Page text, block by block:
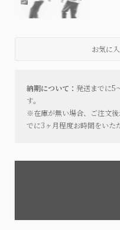
納期について： 発送までに5
す。
※在庫が無い場合、ご注文
でに3ヶ月程度お時間をいた
お気に